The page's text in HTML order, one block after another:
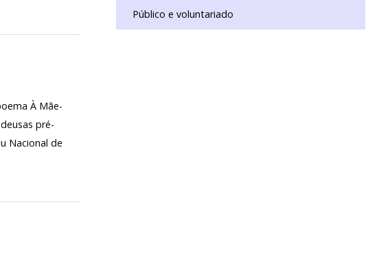
À Mãe-
pré-
Nacional de
Público e voluntariado